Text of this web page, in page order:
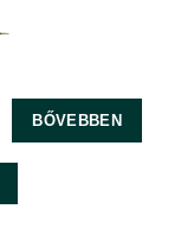
BŐVEBBEN